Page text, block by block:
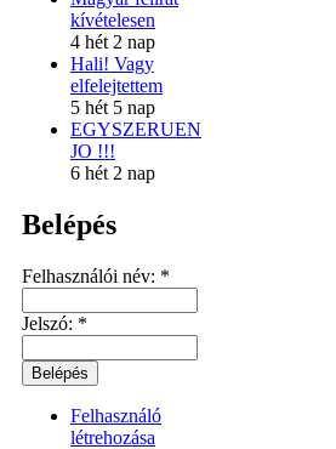
kívételesen
4 hét 2 nap
Hali! Vagy
elfelejtettem
5 hét 5 nap
EGYSZERUEN
JO !!!
6 hét 2 nap
Belépés
Felhasználói név: *
Jelszó: *
Felhasználó
létrehozása